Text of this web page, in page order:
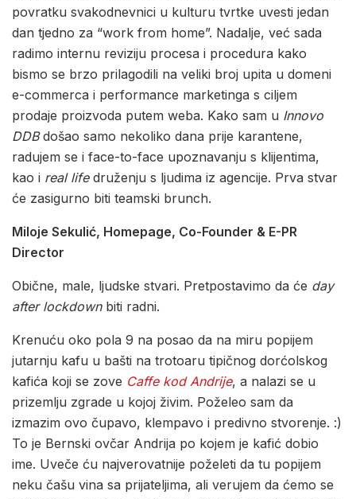
povratku svakodnevnici u kulturu tvrtke uvesti jedan
dan tjedno za “work from home”. Nadalje, već sada
radimo internu reviziju procesa i procedura kako
bismo se brzo prilagodili na veliki broj upita u domeni
e-commerca i performance marketinga s ciljem
prodaje proizvoda putem weba. Kako sam u Innovo
DDBdošao samo nekoliko dana prije karantene,
radujem se i face-to-face upoznavanju s klijentima,
kao i real lifedruženju s ljudima iz agencije. Prva stvar
će zasigurno biti teamski brunch.
Miloje Sekulić, Homepage, Co-Founder & E-PR
Director
Obične, male, ljudske stvari. Pretpostavimo da će day
after lockdownbiti radni.
Krenuću oko pola 9 na posao da na miru popijem
jutarnju kafu u bašti na trotoaru tipičnog dorćolskog
kafića koji se zove Caffe kod Andrije, a nalazi se u
prizemlju zgrade u kojoj živim. Poželeo sam da
izmazim ovo čupavo, klempavo i predivno stvorenje. :)
To je Bernski ovčar Andrija po kojem je kafić dobio
ime. Uveče ću najverovatnije poželeti da tu popijem
neku čašu vina sa prijateljima, ali verujem da ćemo se